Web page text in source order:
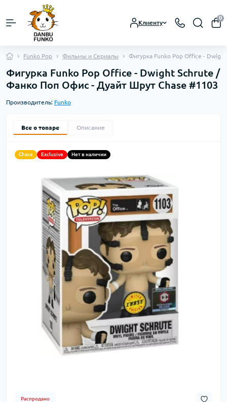
Клиенту
0
Funko Pop Фильмы и Сериалы Фигурка Funko Pop Office -
Фигурка Funko Pop Office - Dwight Schrute /
Фанко Поп Офис - Дуайт Шрут Chase #1103
Производитель: Funko
Все о товаре Описание
Chase Exclusive Нет в наличии
Распродано